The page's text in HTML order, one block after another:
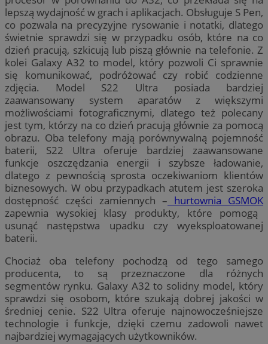
lepszą wydajność w grach i aplikacjach. Obsługuje S Pen,
co pozwala na precyzyjne rysowanie i notatki, dlatego
świetnie sprawdzi się w przypadku osób, które na co
dzień pracują, szkicują lub piszą głównie na telefonie. Z
kolei Galaxy A32 to model, który pozwoli Ci sprawnie
się komunikować, podróżować czy robić codzienne
zdjęcia. Model S22 Ultra posiada bardziej
zaawansowany system aparatów z większymi
możliwościami fotograficznymi, dlatego też polecany
jest tym, którzy na co dzień pracują głównie za pomocą
obrazu. Oba telefony mają porównywalną pojemność
baterii, S22 Ultra oferuje bardziej zaawansowane
funkcje oszczędzania energii i szybsze ładowanie,
dlatego z pewnością sprosta oczekiwaniom klientów
biznesowych. W obu przypadkach atutem jest szeroka
dostępność części zamiennych – hurtownia GSMOK
zapewnia wysokiej klasy produkty, które pomogą
usunąć następstwa upadku czy wyeksploatowanej
baterii.
Chociaż oba telefony pochodzą od tego samego
producenta, to są przeznaczone dla różnych
segmentów rynku. Galaxy A32 to solidny model, który
sprawdzi się osobom, które szukają dobrej jakości w
średniej cenie. S22 Ultra oferuje najnowocześniejsze
technologie i funkcje, dzięki czemu zadowoli nawet
najbardziej wymagających użytkowników.